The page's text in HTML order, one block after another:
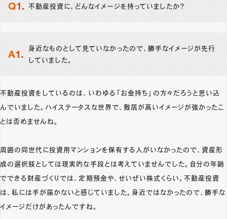
不動産投資に、どんなイメージを持っていましたか？
身近なものとして見ていなかったので、勝手なイメージが先行
していました。
不動産投資をしているのは、いわゆる「お金持ち」の方々だろうと思い込
んでいました。ハイステータスな世界で、敷居が高いイメージが強かったこ
とは否めませんね。
周囲の同世代に投資用マンションを保有する人がいなかったので、資産形
成の選択肢としては現実的な手段とは考えていませんでした。自分の年齢
でできる財産づくりでは、定期預金や、せいぜい株式くらい。不動産投資
は、私には手が届かないと感じていました。身近ではなかったので、勝手な
イメージだけがあったんですね。